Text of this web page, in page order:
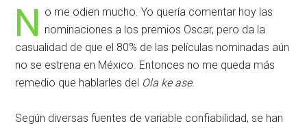
N o me odien mucho. Yo quería comentar hoy las
nominaciones a los premios Oscar, pero da la
casualidad de que el 80% de las películas nominadas aún
no se estrena en México. Entonces no me queda más
remedio que hablarles del Ola ke ase.
Según diversas fuentes de variable confiabilidad, se han